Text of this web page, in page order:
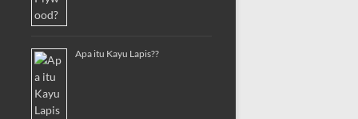
Apa itu Kayu Lapis??